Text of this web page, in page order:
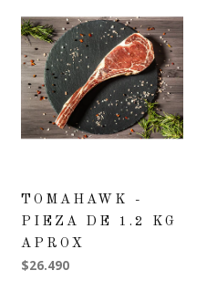
TOMAHAWK -
PIEZA DE 1.2 KG
APROX
$26.490